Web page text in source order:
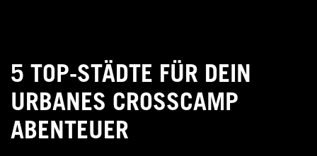
5 TOP-STÄDTE FÜR DEIN
URBANES CROSSCAMP
ABENTEUER